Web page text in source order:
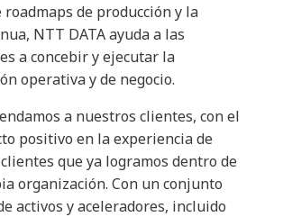
de producción y la
NTT DATA ayuda a las
a concebir y ejecutar la
operativa y de negocio.
a nuestros clientes, con el
positivo en la experiencia de
que ya logramos dentro de
organización. Con un conjunto
activos y aceleradores, incluido